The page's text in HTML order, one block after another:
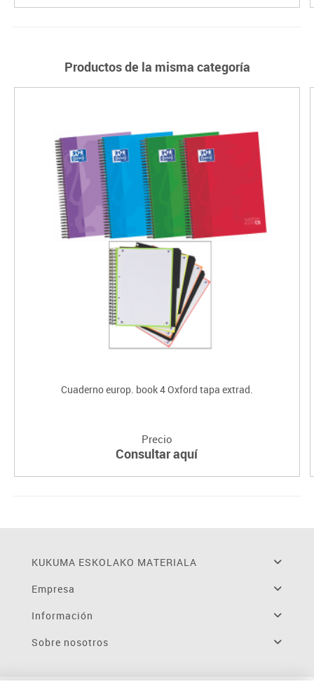
Productos de la misma categoría
Cuaderno europ. book 4 Oxford tapa extrad.
Precio
Consultar aquí
KUKUMA ESKOLAKO MATERIALA
Empresa
Información
Sobre nosotros